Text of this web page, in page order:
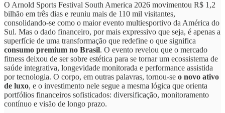
O Arnold Sports Festival South America 2026 movimentou R$ 1,2
bilhão em três dias e reuniu mais de 110 mil visitantes,
consolidando-se como o maior evento multiesportivo da América do
Sul. Mas o dado financeiro, por mais expressivo que seja, é apenas a
superfície de uma transformação que redefine o que significa
consumo premium no Brasil. O evento revelou que o mercado
fitness deixou de ser sobre estética para se tornar um ecossistema de
saúde integrativa, longevidade monitorada e performance assistida
por tecnologia. O corpo, em outras palavras, tornou-se o novo ativo
de luxo, e o investimento nele segue a mesma lógica que orienta
portfólios financeiros sofisticados: diversificação, monitoramento
contínuo e visão de longo prazo.